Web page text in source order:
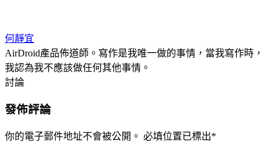
何靜宜
AirDroid產品佈道師。寫作是我唯一做的事情，當我寫作時，
我認為我不應該做任何其他事情。
討論
發佈評論
你的電子郵件地址不會被公開。 必填位置已標出*